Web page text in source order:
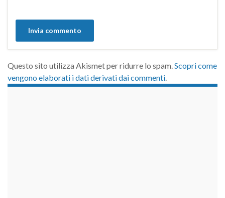
Questo sito utilizza Akismet per ridurre lo spam.Scopri come
vengono elaborati i dati derivati dai commenti.